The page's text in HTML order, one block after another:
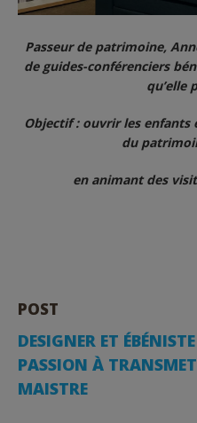
Passeur de patrimoine,
de guides-conférenciers
qu’elle
Objectif : ouvrir les enfants
du
en animant des
POST
DESIGNER ET
PASSION À
MAISTRE